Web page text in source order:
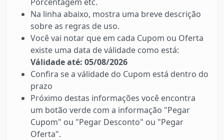
Na linha abaixo, mostra uma breve descrição
sobre as regras de uso.
Você vai notar que em cada Cupom ou Oferta
existe uma data de válidade como está:
Válidade até: 05/08/2026
Confira se a válidade do Cupom está dentro do
prazo
Próximo destas informações você encontra
um botão verde com a informação "Pegar
Cupom" ou "Pegar Desconto" ou "Pegar
Oferta".